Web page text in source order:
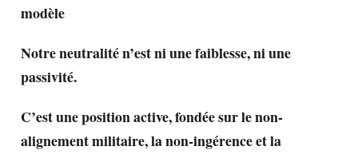
modèle
Notre neutralité n’est ni une faiblesse, ni une
passivité.
C’est une position active, fondée sur le non-
alignement militaire, la non-ingérence et la